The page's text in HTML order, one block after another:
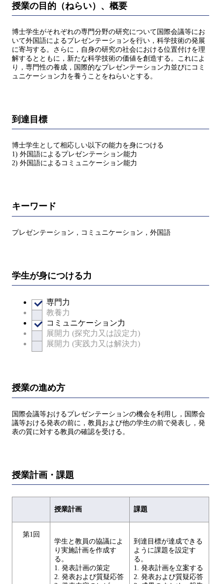
授業の目的（ねらい）、概要
博士学生がそれぞれの専門分野の研究について国際会議等にお
いて外国語によるプレゼンテーションを行い，科学技術の発展
に寄与する。さらに，自身の研究の社会における位置付けを理
解するとともに，新たな科学技術の価値を創造する。これによ
り，専門性の養成，国際的なプレゼンテーション力並びにコミ
ュニケーション力を養うことをねらいとする。
到達目標
博士学生として相応しい以下の能力を身につける
1) 外国語によるプレゼンテーション能力
2) 外国語によるコミュニケーション能力
キーワード
プレゼンテーション，コミュニケーション，外国語
学生が身につける力
専門力
教養力
コミュニケーション力
展開力 (探究力又は設定力)
展開力 (実践力又は解決力)
授業の進め方
国際会議等おけるプレゼンテーションの機会を利用し，国際会
議等おける発表の前に，教員および他の学生の前で発表し，発
表の質に対する教員の確認を受ける。
授業計画・課題
授業計画 課題
第1回
学生と教員の協議によ
り実施計画を作成す
る。
1. 発表計画の策定
2. 発表および質疑応答
到達目標が達成できる
ように課題を設定す
る。
1. 発表計画を立案する
2. 発表および質疑応答